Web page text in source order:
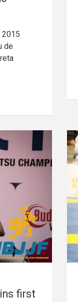
2015
de
first